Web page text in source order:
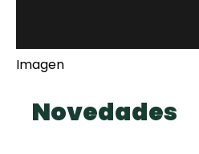
Imagen
Novedades